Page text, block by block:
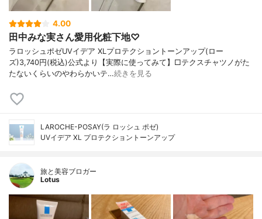
4.00
田中みな実さん愛用化粧下地♡
ラロッシュポゼUVイデア XLプロテクショントーンアップ(ロー
ズ)3,740円(税込)公式より【実際に使ってみて】□テクスチャツノがた
たないくらいのやわらかいテ…続きを見る
LAROCHE-POSAY(ラ ロッシュ ポゼ)
UVイデア XL プロテクショントーンアップ
旅と美容ブロガー
Lotus